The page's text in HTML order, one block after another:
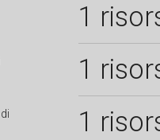
1
1
di 1